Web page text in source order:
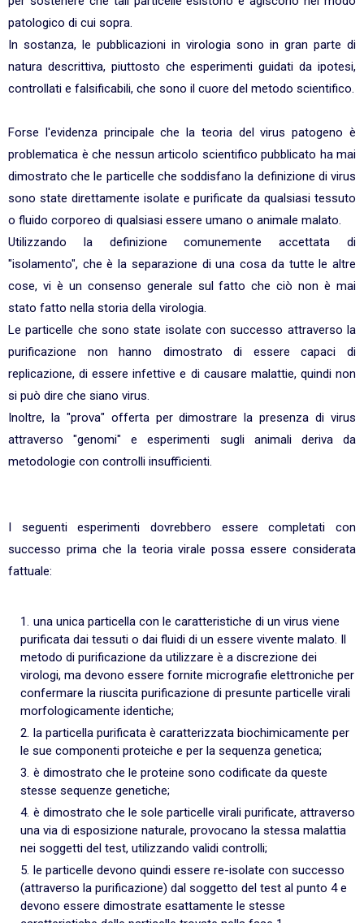
patologico di cui sopra.
In sostanza, le pubblicazioni in virologia sono in gran parte di
natura descrittiva, piuttosto che esperimenti guidati da ipotesi,
controllati e falsificabili, che sono il cuore del metodo scientifico.
Forse l'evidenza principale che la teoria del virus patogeno è
problematica è che nessun articolo scientifico pubblicato ha mai
dimostrato che le particelle che soddisfano la definizione di virus
sono state direttamente isolate e purificate da qualsiasi tessuto
o fluido corporeo di qualsiasi essere umano o animale malato.
Utilizzando la definizione comunemente accettata di
"isolamento", che è la separazione di una cosa da tutte le altre
cose, vi è un consenso generale sul fatto che ciò non è mai
stato fatto nella storia della virologia.
Le particelle che sono state isolate con successo attraverso la
purificazione non hanno dimostrato di essere capaci di
replicazione, di essere infettive e di causare malattie, quindi non
si può dire che siano virus.
Inoltre, la "prova" offerta per dimostrare la presenza di virus
attraverso "genomi" e esperimenti sugli animali deriva da
metodologie con controlli insufficienti.
I seguenti esperimenti dovrebbero essere completati con
successo prima che la teoria virale possa essere considerata
fattuale:
una unica particella con le caratteristiche di un virus viene
purificata dai tessuti o dai fluidi di un essere vivente malato. Il
metodo di purificazione da utilizzare è a discrezione dei
virologi, ma devono essere fornite micrografie elettroniche per
confermare la riuscita purificazione di presunte particelle virali
morfologicamente identiche;
la particella purificata è caratterizzata biochimicamente per
le sue componenti proteiche e per la sequenza genetica;
è dimostrato che le proteine ​​sono codificate da queste
stesse sequenze genetiche;
è dimostrato che le sole particelle virali purificate, attraverso
una via di esposizione naturale, provocano la stessa malattia
nei soggetti del test, utilizzando validi controlli;
le particelle devono quindi essere re-isolate con successo
(attraverso la purificazione) dal soggetto del test al punto 4 e
devono essere dimostrate esattamente le stesse